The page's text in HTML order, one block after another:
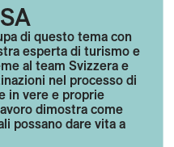
di questo tema con
esperta di turismo e
al team Svizzera e
nel processo di
in vere e proprie
dimostra come
possano dare vita a